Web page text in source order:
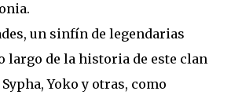
un sinfín de legendarias
largo de la historia de este clan
Yoko y otras, como